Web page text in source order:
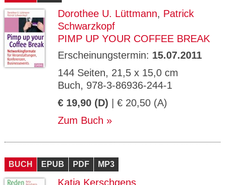
Dorothee U. Lüttmann, Patrick
Schwarzkopf
PIMP UP YOUR COFFEE BREAK
Erscheinungstermin: 15.07.2011
144 Seiten, 21,5 x 15,0 cm
Buch, 978-3-86936-244-1
€ 19,90 (D) | € 20,50 (A)
Zum Buch
BUCH EPUB PDF MP3
Katja Kerschgens